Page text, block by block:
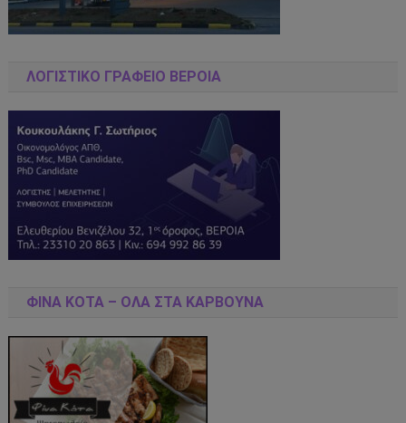
ΛΟΓΙΣΤΙΚΌ ΓΡΑΦΕΊΟ ΒΈΡΟΙΑ
ΦΊΝΑ ΚΌΤΑ – ΌΛΑ ΣΤΑ ΚΆΡΒΟΥΝΑ